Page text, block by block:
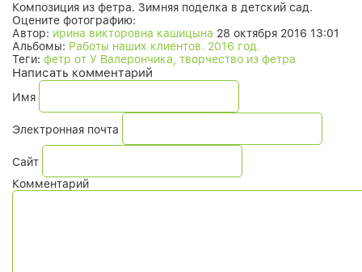
Композиция из фетра. Зимняя поделка в детский сад.
Оцените фотографию:
Автор: ирина викторовна кашицына 28 октября 2016 13:01
Альбомы: Работы наших клиентов. 2016 год.
Теги: фетр от У Валерончика, творчество из фетра
Написать комментарий
Имя
Электронная почта
Сайт
Комментарий